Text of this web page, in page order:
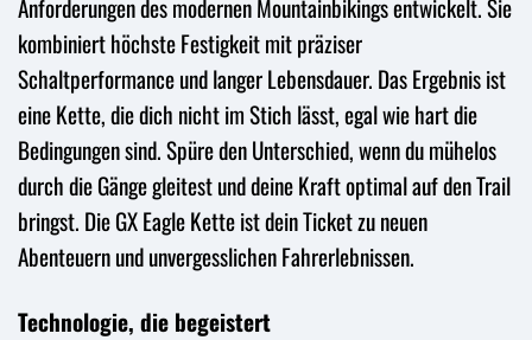
Anforderungen des modernen Mountainbikings entwickelt. Sie
kombiniert höchste Festigkeit mit präziser
Schaltperformance und langer Lebensdauer. Das Ergebnis ist
eine Kette, die dich nicht im Stich lässt, egal wie hart die
Bedingungen sind. Spüre den Unterschied, wenn du mühelos
durch die Gänge gleitest und deine Kraft optimal auf den Trail
bringst. Die GX Eagle Kette ist dein Ticket zu neuen
Abenteuern und unvergesslichen Fahrerlebnissen.
Technologie, die begeistert